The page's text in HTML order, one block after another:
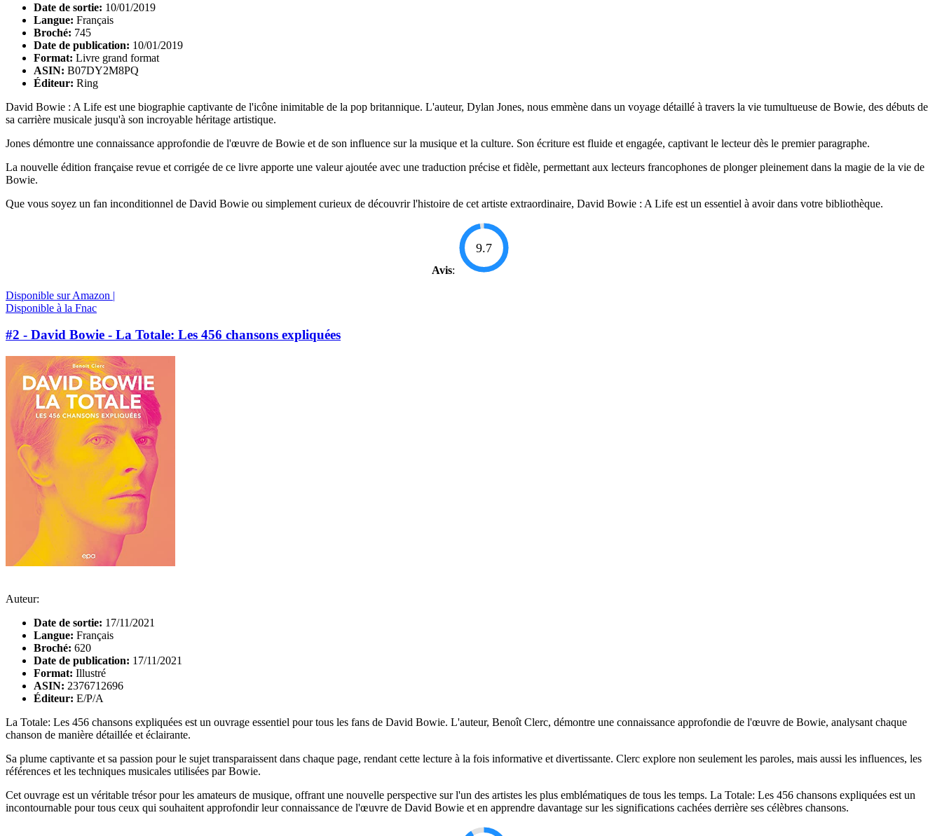
Date de sortie: 10/01/2019
Langue: Français
Broché: 745
Date de publication: 10/01/2019
Format: Livre grand format
ASIN: B07DY2M8PQ
Éditeur: Ring
David Bowie : A Life est une biographie captivante de l'icône inimitable de la pop britannique. L'auteur, Dylan Jones, nous emmène dans un voyage détaillé à travers la vie tumultueuse de Bowie, des débuts de
sa carrière musicale jusqu'à son incroyable héritage artistique.
Jones démontre une connaissance approfondie de l'œuvre de Bowie et de son influence sur la musique et la culture. Son écriture est fluide et engagée, captivant le lecteur dès le premier paragraphe.
La nouvelle édition française revue et corrigée de ce livre apporte une valeur ajoutée avec une traduction précise et fidèle, permettant aux lecteurs francophones de plonger pleinement dans la magie de la vie de
Bowie.
Que vous soyez un fan inconditionnel de David Bowie ou simplement curieux de découvrir l'histoire de cet artiste extraordinaire, David Bowie : A Life est un essentiel à avoir dans votre bibliothèque.
Avis:
9.7
Disponible sur Amazon |
Disponible à la Fnac
#2 - David Bowie - La Totale: Les 456 chansons expliquées
Auteur:
Date de sortie: 17/11/2021
Langue: Français
Broché: 620
Date de publication: 17/11/2021
Format: Illustré
ASIN: 2376712696
Éditeur: E/P/A
La Totale: Les 456 chansons expliquées est un ouvrage essentiel pour tous les fans de David Bowie. L'auteur, Benoît Clerc, démontre une connaissance approfondie de l'œuvre de Bowie, analysant chaque
chanson de manière détaillée et éclairante.
Sa plume captivante et sa passion pour le sujet transparaissent dans chaque page, rendant cette lecture à la fois informative et divertissante. Clerc explore non seulement les paroles, mais aussi les influences, les
références et les techniques musicales utilisées par Bowie.
Cet ouvrage est un véritable trésor pour les amateurs de musique, offrant une nouvelle perspective sur l'un des artistes les plus emblématiques de tous les temps. La Totale: Les 456 chansons expliquées est un
incontournable pour tous ceux qui souhaitent approfondir leur connaissance de l'œuvre de David Bowie et en apprendre davantage sur les significations cachées derrière ses célèbres chansons.